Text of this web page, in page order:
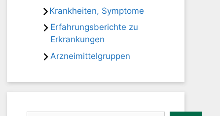
Krankheiten, Symptome
Erfahrungsberichte zu
Erkrankungen
Arzneimittelgruppen